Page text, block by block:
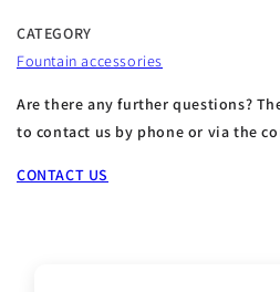
CATEGORY
Fountain accessories
Are there any further questions?
to contact us by phone or via the
CONTACT US